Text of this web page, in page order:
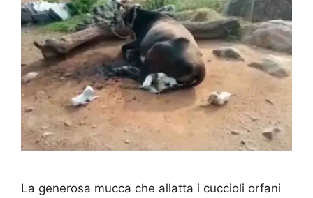
La generosa mucca che allatta i cuccioli orfani